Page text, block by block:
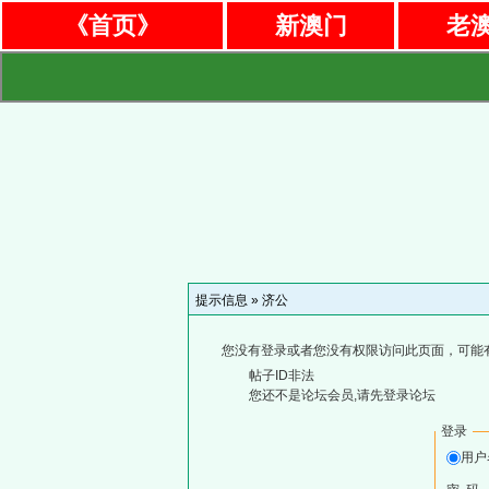
《首页》 新澳门 老
提示信息 » 济公
您没有登录或者您没有权限访问此页面，可能
帖子ID非法
您还不是论坛会员,请先登录论坛
登录
用